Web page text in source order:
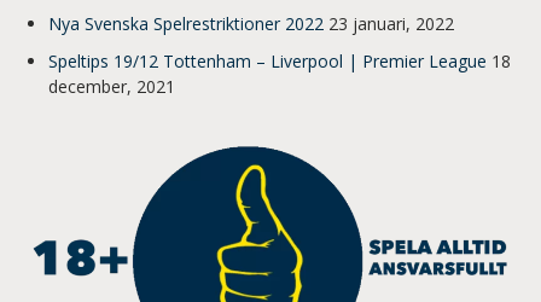
Nya Svenska Spelrestriktioner 2022 23 januari, 2022
Speltips 19/12 Tottenham – Liverpool | Premier League 18
december, 2021